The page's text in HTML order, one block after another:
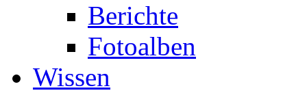
Berichte
Fotoalben
Wissen